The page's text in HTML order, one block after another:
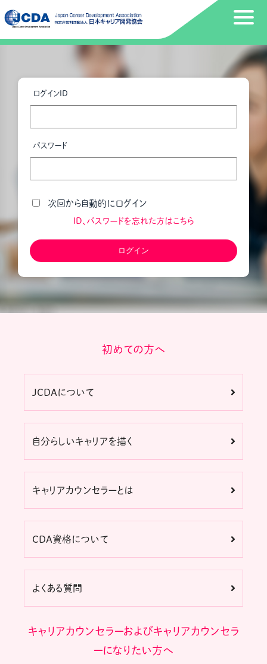
ログインID
パスワード
次回から自動的にログイン
ID、パスワードを忘れた方はこちら
初めての方へ
JCDAについて
自分らしいキャリアを描く
キャリアカウンセラーとは
CDA資格について
よくある質問
キャリアカウンセラーおよびキャリアカウンセラ
ーになりたい方へ